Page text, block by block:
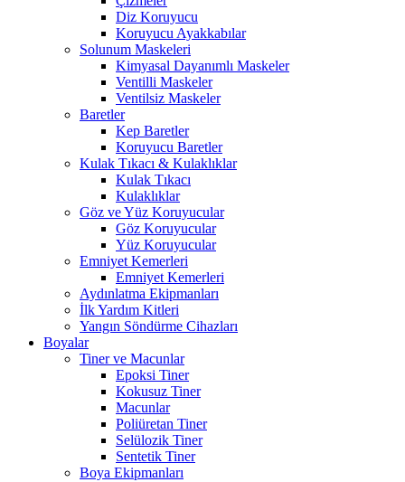
Diz Koruyucu
Koruyucu Ayakkabılar
Solunum Maskeleri
Kimyasal Dayanımlı Maskeler
Ventilli Maskeler
Ventilsiz Maskeler
Baretler
Kep Baretler
Koruyucu Baretler
Kulak Tıkacı & Kulaklıklar
Kulak Tıkacı
Kulaklıklar
Göz ve Yüz Koruyucular
Göz Koruyucular
Yüz Koruyucular
Emniyet Kemerleri
Emniyet Kemerleri
Aydınlatma Ekipmanları
İlk Yardım Kitleri
Yangın Söndürme Cihazları
Boyalar
Tiner ve Macunlar
Epoksi Tiner
Kokusuz Tiner
Macunlar
Poliüretan Tiner
Selülozik Tiner
Sentetik Tiner
Boya Ekipmanları